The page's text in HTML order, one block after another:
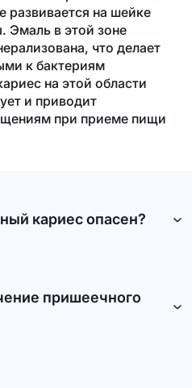
развивается на шейке
Эмаль в этой зоне
что делает
к бактериям
на этой области
и приводит
при приеме пищи
кариес опасен?
вызывая боль,
разрушение зуба.
пришеечного